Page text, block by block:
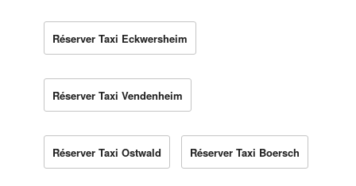
Réserver Taxi Eckwersheim
Réserver Taxi Vendenheim
Réserver Taxi Ostwald Réserver Taxi Boersch